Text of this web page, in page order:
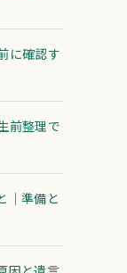
に確認す
前整理で
｜準備と